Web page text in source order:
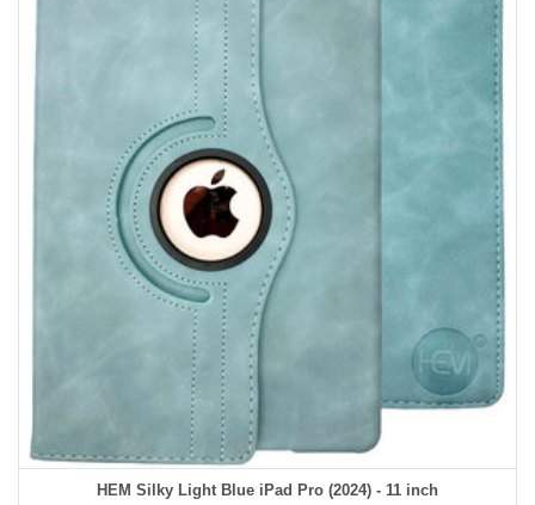
HEM Silky Light Blue iPad Pro (2024) - 11 inch